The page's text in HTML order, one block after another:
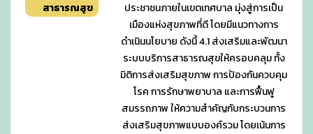
สาธารณสุข
ประชาชนภายในเขตเทศบาล มุ่งสู่การเป็น
เมืองแห่งสุขภาพที่ดี โดยมีแนวทางการ
ดำเนินนโยบาย ดังนี้ 4.1 ส่งเสริมและพัฒนา
ระบบบริการสาธารณสุขให้ครอบคลุม ทั้ง
มิติการส่งเสริมสุขภาพ การป้องกันควบคุม
โรค การรักษาพยาบาล และการฟื้นฟู
สมรรถภาพ ให้ความสำคัญกับกระบวนการ
ส่งเสริมสุขภาพแบบองค์รวม โดยเน้นการ